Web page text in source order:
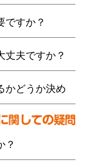
ですか？
丈夫ですか？
かどうか決め
？